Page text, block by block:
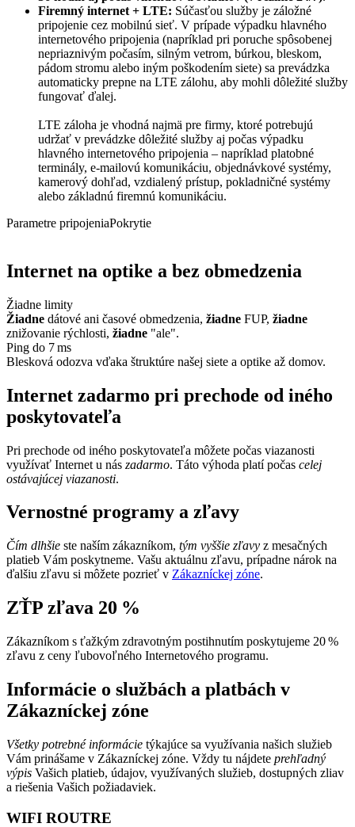
Firemný internet + LTE: Súčasťou služby je záložné
pripojenie cez mobilnú sieť. V prípade výpadku hlavného
internetového pripojenia (napríklad pri poruche spôsobenej
nepriaznivým počasím, silným vetrom, búrkou, bleskom,
pádom stromu alebo iným poškodením siete) sa prevádzka
automaticky prepne na LTE zálohu, aby mohli dôležité služby
fungovať ďalej.
LTE záloha je vhodná najmä pre firmy, ktoré potrebujú
udržať v prevádzke dôležité služby aj počas výpadku
hlavného internetového pripojenia – napríklad platobné
terminály, e-mailovú komunikáciu, objednávkové systémy,
kamerový dohľad, vzdialený prístup, pokladničné systémy
alebo základnú firemnú komunikáciu.
Parametre pripojeniaPokrytie
Internet na optike a bez obmedzenia
Žiadne limity
Žiadne dátové ani časové obmedzenia, žiadne FUP, žiadne
znižovanie rýchlosti, žiadne "ale".
Ping do 7 ms
Blesková odozva vďaka štruktúre našej siete a optike až domov.
Internet zadarmo pri prechode od iného
poskytovateľa
Pri prechode od iného poskytovateľa môžete počas viazanosti
využívať Internet u nás zadarmo. Táto výhoda platí počas celej
ostávajúcej viazanosti.
Vernostné programy a zľavy
Čím dlhšie ste naším zákazníkom, tým vyššie zľavy z mesačných
platieb Vám poskytneme. Vašu aktuálnu zľavu, prípadne nárok na
ďalšiu zľavu si môžete pozrieť v Zákazníckej zóne.
ZŤP zľava 20 %
Zákazníkom s ťažkým zdravotným postihnutím poskytujeme 20 %
zľavu z ceny ľubovoľného Internetového programu.
Informácie o službách a platbách v
Zákazníckej zóne
Všetky potrebné informácie týkajúce sa využívania našich služieb
Vám prinášame v Zákazníckej zóne. Vždy tu nájdete prehľadný
výpis Vašich platieb, údajov, využívaných služieb, dostupných zliav
a riešenia Vašich požiadaviek.
WIFI ROUTRE